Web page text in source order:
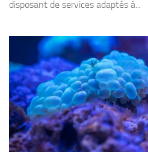
disposant de services adaptés à...